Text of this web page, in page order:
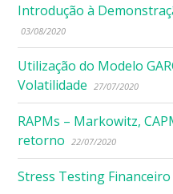
Introdução à
03/08/2020
Utilização do Modelo
Volatilidade
27/07/2020
RAPMs – Markowitz,
retorno
22/07/2020
Stress Testing Financeiro